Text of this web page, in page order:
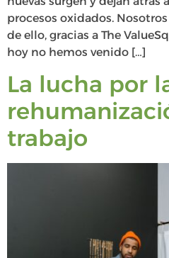
procesos oxidados.
de ello, gracias a The
hoy no hemos venido […]
La lucha por
trabajo